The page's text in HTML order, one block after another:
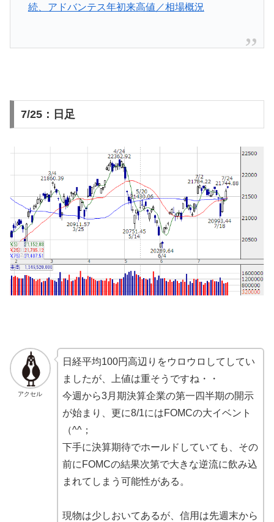
続、アドバンテス年初来高値／相場概況
7/25：日足
アクセル
日経平均100円高辺りをウロウロしてしてい
ましたが、上値は重そうですね・・
今週から3月期決算企業の第一四半期の開示
が始まり、更に8/1にはFOMCの大イベント
（^^；
下手に決算期待でホールドしていても、その
前にFOMCの結果次第で大きな逆流に飲み込
まれてしまう可能性がある。
現物は少しおいてあるが、信用は先週末から